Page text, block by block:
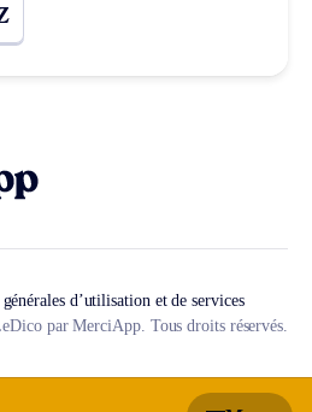
d’utilisation et de services
par MerciApp. Tous droits réservés.